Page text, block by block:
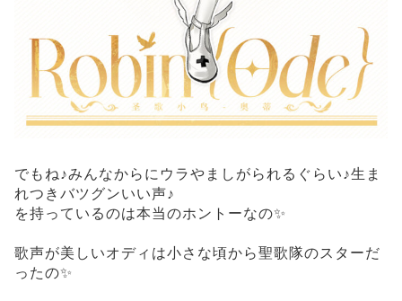
でもね♪みんなからにウラやましがられるぐらい♪生ま
れつきバツグンいい声♪
を持っているのは本当のホントーなの✨
歌声が美しいオディは小さな頃から聖歌隊のスターだ
ったの✨